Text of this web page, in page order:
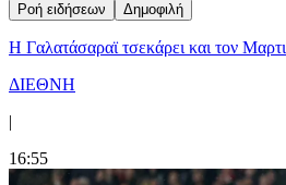
Ροή ειδήσεων Δημοφιλή
H Γαλατάσαραϊ τσεκάρει και τον
ΔΙΕΘΝΗ
|
16:55